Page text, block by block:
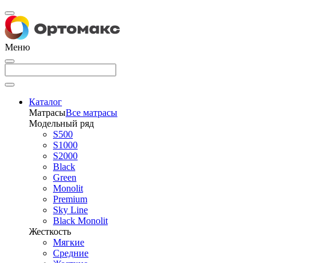
Меню
Каталог
МатрасыВсе матрасы
Модельный ряд
S500
S1000
S2000
Black
Green
Monolit
Premium
Sky Line
Black Monolit
Жесткость
Мягкие
Средние